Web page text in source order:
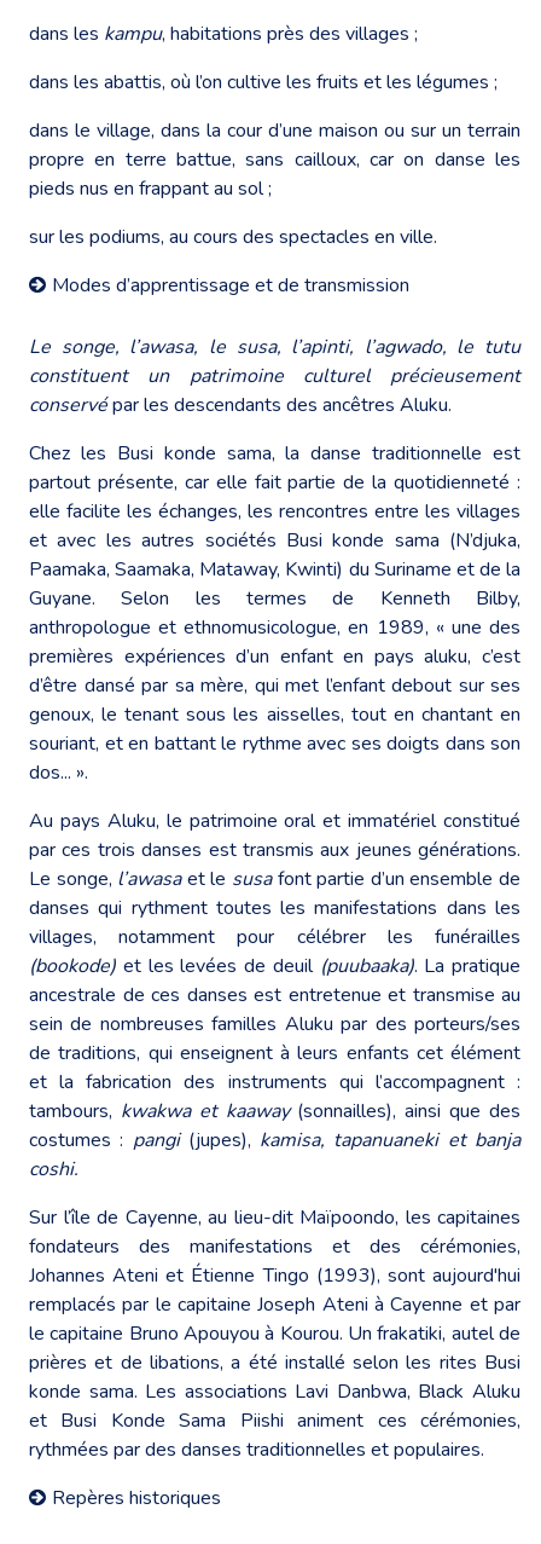
dans les kampu, habitations près des villages ;
dans les abattis, où l’on cultive les fruits et les légumes ;
dans le village, dans la cour d’une maison ou sur un terrain
propre en terre battue, sans cailloux, car on danse les
pieds nus en frappant au sol ;
sur les podiums, au cours des spectacles en ville.
Modes d’apprentissage et de transmission
Le songe, l’awasa, le susa, l’apinti, l’agwado, le tutu
constituent un patrimoine culturel précieusement
conservépar les descendants des ancêtres Aluku.
Chez les Busi konde sama, la danse traditionnelle est
partout présente, car elle fait partie de la quotidienneté :
elle facilite les échanges, les rencontres entre les villages
et avec les autres sociétés Busi konde sama (N’djuka,
Paamaka, Saamaka, Mataway, Kwinti) du Suriname et de la
Guyane. Selon les termes de Kenneth Bilby,
anthropologue et ethnomusicologue, en 1989, « une des
premières expériences d’un enfant en pays aluku, c’est
d’être dansé par sa mère, qui met l’enfant debout sur ses
genoux, le tenant sous les aisselles, tout en chantant en
souriant, et en battant le rythme avec ses doigts dans son
dos... ».
Au pays Aluku, le patrimoine oral et immatériel constitué
par ces trois danses est transmis aux jeunes générations.
Le songe, l’awasaet le susafont partie d’un ensemble de
danses qui rythment toutes les manifestations dans les
villages, notamment pour célébrer les funérailles
(bookode) et les levées de deuil (puubaaka). La pratique
ancestrale de ces danses est entretenue et transmise au
sein de nombreuses familles Aluku par des porteurs/ses
de traditions, qui enseignent à leurs enfants cet élément
et la fabrication des instruments qui l’accompagnent :
tambours, kwakwa et kaaway(sonnailles), ainsi que des
costumes : pangi (jupes), kamisa, tapanuaneki et banja
coshi.
Sur l’île de Cayenne, au lieu-dit Maïpoondo, les capitaines
fondateurs des manifestations et des cérémonies,
Johannes Ateni et Étienne Tingo (1993), sont aujourd'hui
remplacés par le capitaine Joseph Ateni à Cayenne et par
le capitaine Bruno Apouyou à Kourou. Un frakatiki, autel de
prières et de libations, a été installé selon les rites Busi
konde sama. Les associations Lavi Danbwa, Black Aluku
et Busi Konde Sama Piishi animent ces cérémonies,
rythmées par des danses traditionnelles et populaires.
Repères historiques